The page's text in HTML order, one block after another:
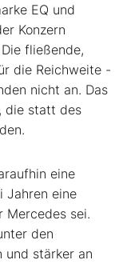
EQ und
Konzern
fließende,
die Reichweite -
nicht an. Das
die statt des
eine
Jahren eine
Mercedes sei.
den
und stärker an